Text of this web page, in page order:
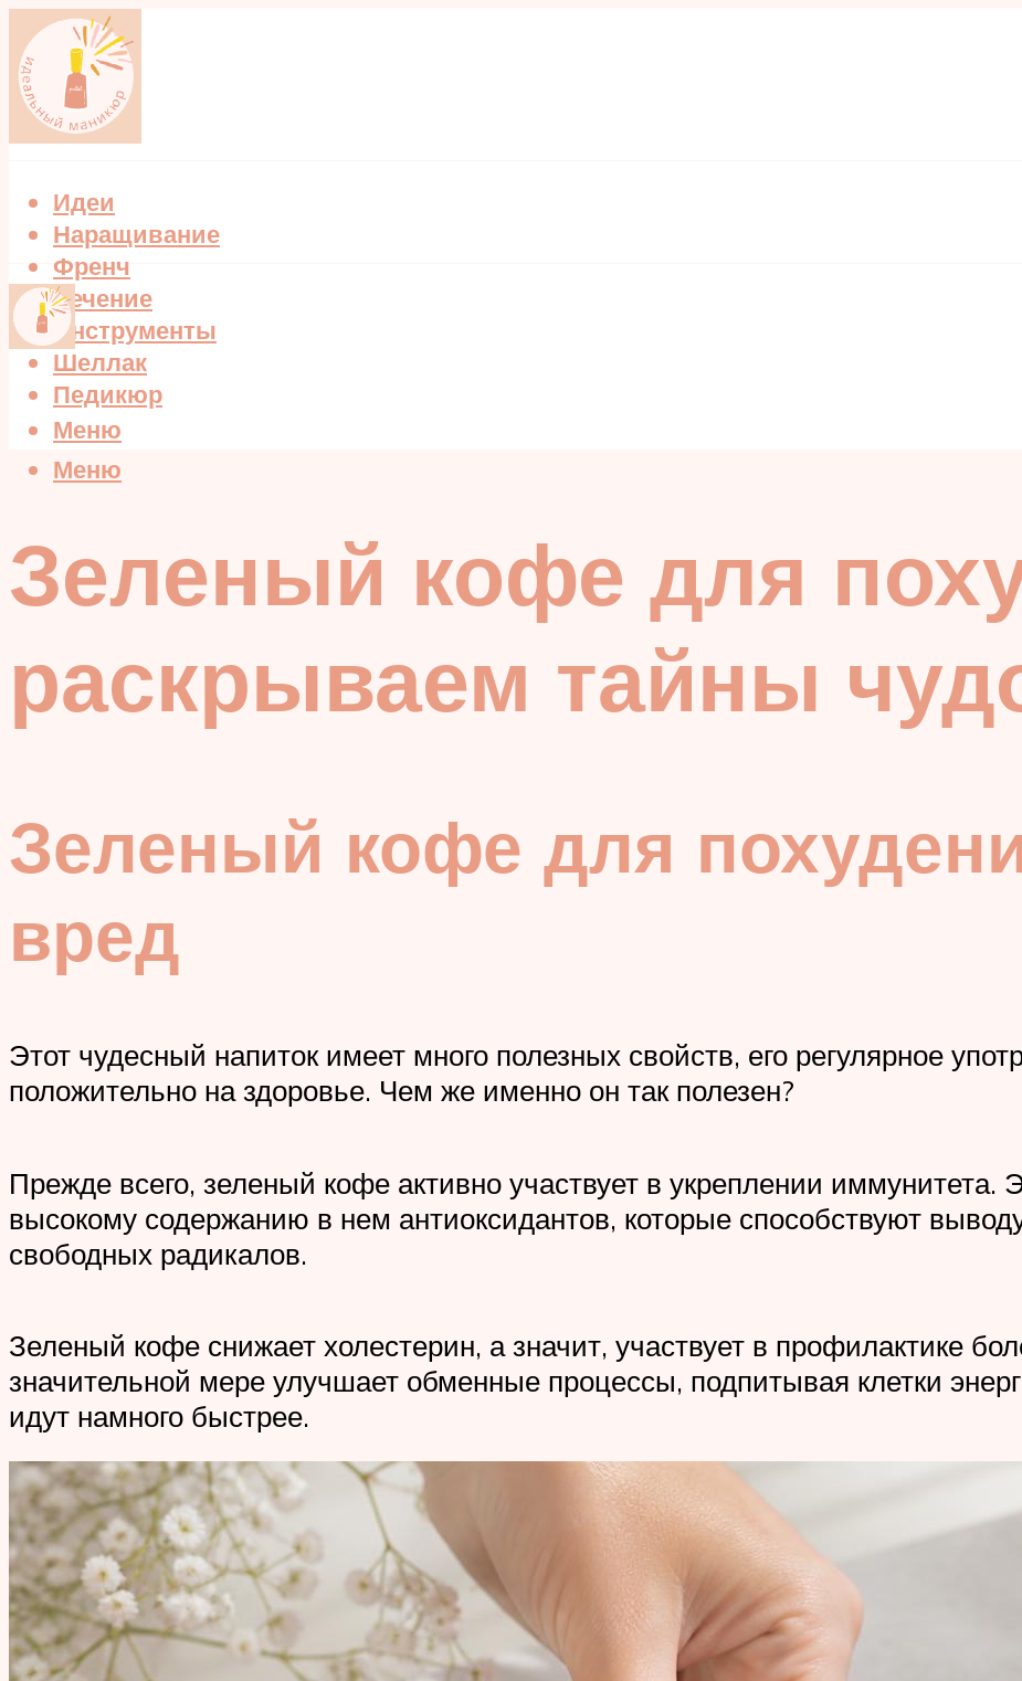
Идеи
Наращивание
Френч
Лечение
Инструменты
Шеллак
Педикюр
Меню
Меню
Зеленый кофе для
раскрываем тайны
Зеленый кофе для
вред
Этот чудесный напиток имеет много полезных свойств, его регулярное
положительно на здоровье. Чем же именно он так полезен?
Прежде всего, зеленый кофе активно участвует в укреплении иммунитета.
высокому содержанию в нем антиоксидантов, которые способствуют
свободных радикалов.
Зеленый кофе снижает холестерин, а значит, участвует в профилактике
значительной мере улучшает обменные процессы, подпитывая клетки
идут намного быстрее.